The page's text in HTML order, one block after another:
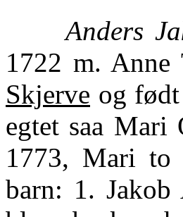
Anders
1722 m.
Skjerve og
egtet saa
1773, Mari to
barn: 1. Jakob